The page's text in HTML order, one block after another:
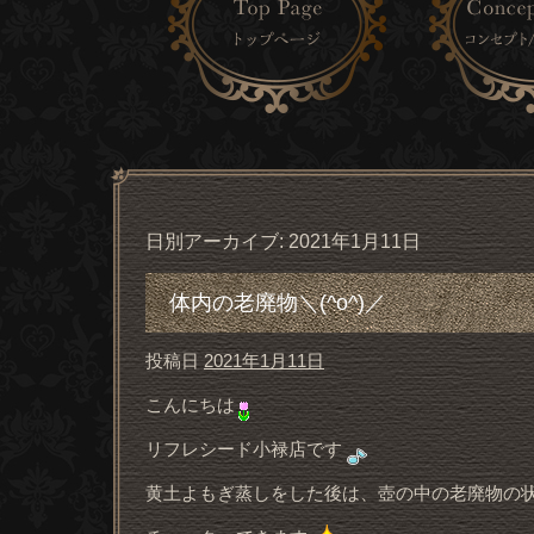
日別アーカイブ:2021年1月11日
体内の老廃物＼(^o^)／
投稿日 2021年1月11日
こんにちは
リフレシード小禄店です
黄土よもぎ蒸しをした後は、壺の中の老廃物の